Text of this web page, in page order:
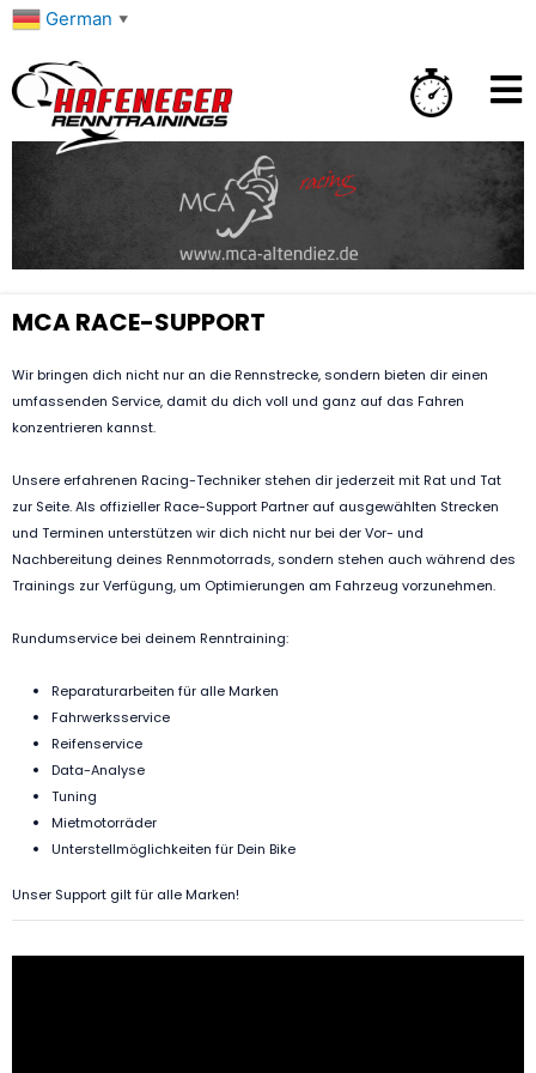
Zum
springen
German ▼
MCA RACE-SUPPORT
Wir bringen dich nicht nur an die Rennstrecke, sondern bieten dir einen
umfassenden Service, damit du dich voll und ganz auf das Fahren
konzentrieren kannst.
Unsere erfahrenen Racing-Techniker stehen dir jederzeit mit Rat und Tat
zur Seite. Als offizieller Race-Support Partner auf ausgewählten Strecken
und Terminen unterstützen wir dich nicht nur bei der Vor- und
Nachbereitung deines Rennmotorrads, sondern stehen auch während des
Trainings zur Verfügung, um Optimierungen am Fahrzeug vorzunehmen.
Rundumservice bei deinem Renntraining:
Reparaturarbeiten für alle Marken
Fahrwerksservice
Reifenservice
Data-Analyse
Tuning
Mietmotorräder
Unterstellmöglichkeiten für Dein Bike
Unser Support gilt für alle Marken!